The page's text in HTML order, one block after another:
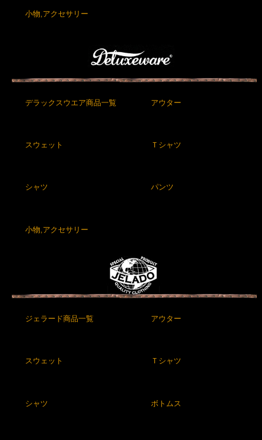
小物,アクセサリー
デラックスウエア商品一覧 アウター
スウェット Ｔシャツ
シャツ パンツ
小物,アクセサリー
ジェラード商品一覧 アウター
スウェット Ｔシャツ
シャツ ボトムス